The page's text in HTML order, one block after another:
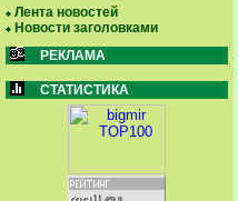
Лента новостей
Новости заголовками
РЕКЛАМА
СТАТИСТИКА